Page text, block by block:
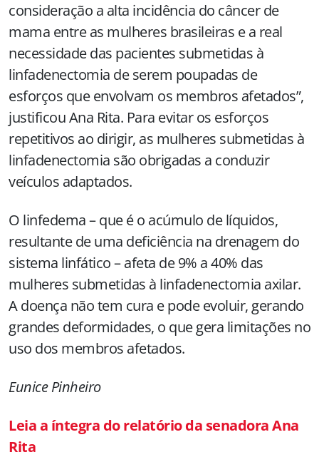
consideração a alta incidência do câncer de
mama entre as mulheres brasileiras e a real
necessidade das pacientes submetidas à
linfadenectomia de serem poupadas de
esforços que envolvam os membros afetados”,
justificou Ana Rita. Para evitar os esforços
repetitivos ao dirigir, as mulheres submetidas à
linfadenectomia são obrigadas a conduzir
veículos adaptados.
O linfedema – que é o acúmulo de líquidos,
resultante de uma deficiência na drenagem do
sistema linfático – afeta de 9% a 40% das
mulheres submetidas à linfadenectomia axilar.
A doença não tem cura e pode evoluir, gerando
grandes deformidades, o que gera limitações no
uso dos membros afetados.
Eunice Pinheiro
Leia a íntegra do relatório da senadora Ana
Rita